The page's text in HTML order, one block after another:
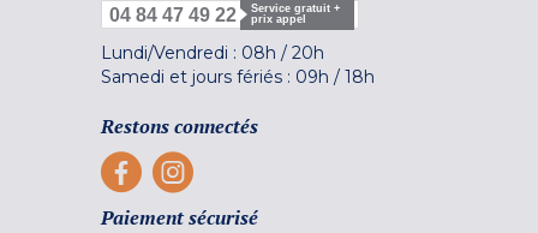
04 84 47 49 22
Service gratuit +
prix appel
Lundi/Vendredi : 08h / 20h
Samedi et jours fériés : 09h / 18h
Restons connectés
Paiement sécurisé